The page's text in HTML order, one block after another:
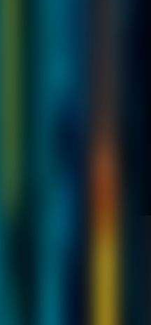
mansao bonita, mas
esconder um segredo.
curiosos e pequenos
esta o mago.